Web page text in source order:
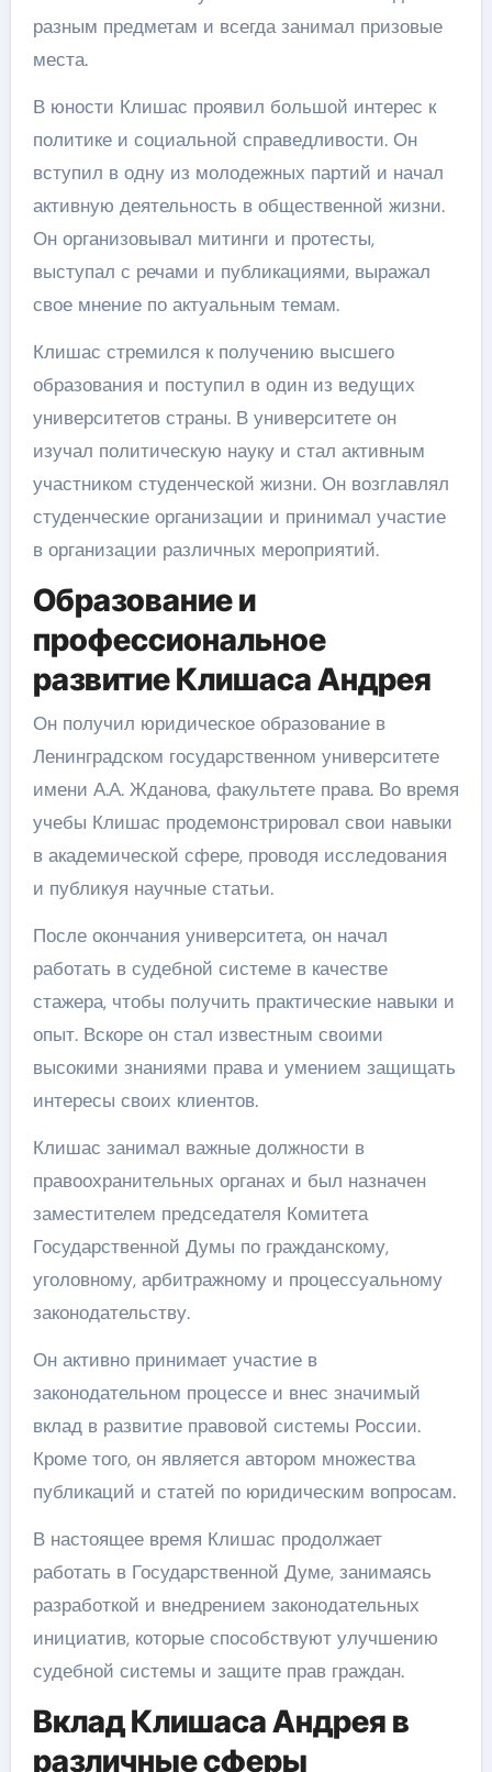
разным предметам и всегда занимал призовые
места.
В юности Клишас проявил большой интерес к
политике и социальной справедливости. Он
вступил в одну из молодежных партий и начал
активную деятельность в общественной жизни.
Он организовывал митинги и протесты,
выступал с речами и публикациями, выражал
свое мнение по актуальным темам.
Клишас стремился к получению высшего
образования и поступил в один из ведущих
университетов страны. В университете он
изучал политическую науку и стал активным
участником студенческой жизни. Он возглавлял
студенческие организации и принимал участие
в организации различных мероприятий.
Образование и
профессиональное
развитие Клишаса Андрея
Он получил юридическое образование в
Ленинградском государственном университете
имени А.А. Жданова, факультете права. Во время
учебы Клишас продемонстрировал свои навыки
в академической сфере, проводя исследования
и публикуя научные статьи.
После окончания университета, он начал
работать в судебной системе в качестве
стажера, чтобы получить практические навыки и
опыт. Вскоре он стал известным своими
высокими знаниями права и умением защищать
интересы своих клиентов.
Клишас занимал важные должности в
правоохранительных органах и был назначен
заместителем председателя Комитета
Государственной Думы по гражданскому,
уголовному, арбитражному и процессуальному
законодательству.
Он активно принимает участие в
законодательном процессе и внес значимый
вклад в развитие правовой системы России.
Кроме того, он является автором множества
публикаций и статей по юридическим вопросам.
В настоящее время Клишас продолжает
работать в Государственной Думе, занимаясь
разработкой и внедрением законодательных
инициатив, которые способствуют улучшению
судебной системы и защите прав граждан.
Вклад Клишаса Андрея в
различные сферы